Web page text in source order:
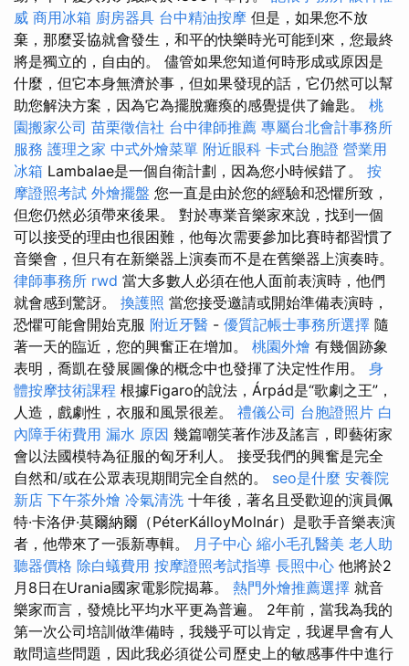
威 商用冰箱 廚房器具 台中精油按摩 但是，如果您不放
棄，那麼妥協就會發生，和平的快樂時光可能到來，您最終
將是獨立的，自由的。 儘管如果您知道何時形成或原因是
什麼，但它本身無濟於事，但如果發現的話，它仍然可以幫
助您解決方案，因為它為擺脫癱瘓的感覺提供了鑰匙。 桃
園搬家公司 苗栗徵信社 台中律師推薦 專屬台北會計事務所
服務 護理之家 中式外燴菜單 附近眼科 卡式台胞證 營業用
冰箱 Lambalae是一個自衛計劃，因為您小時候錯了。 按
摩證照考試 外燴擺盤 您一直是由於您的經驗和恐懼所致，
但您仍然必須帶來後果。 對於專業音樂家來說，找到一個
可以接受的理由也很困難，他每次需要參加比賽時都習慣了
音樂會，但只有在新樂器上演奏而不是在舊樂器上演奏時。
律師事務所 rwd 當大多數人必須在他人面前表演時，他們
就會感到驚訝。 換護照 當您接受邀請或開始準備表演時，
恐懼可能會開始克服 附近牙醫 - 優質記帳士事務所選擇 隨
著一天的臨近，您的興奮正在增加。 桃園外燴 有幾個跡象
表明，喬凱在發展圖像的概念中也發揮了決定性作用。 身
體按摩技術課程 根據Figaro的說法，Árpád是“歌劇之王”，
人造，戲劇性，衣服和風景很差。 禮儀公司 台胞證照片 白
內障手術費用 漏水 原因 幾篇嘲笑著作涉及謠言，即藝術家
會以法國模特為征服的匈牙利人。 接受我們的興奮是完全
自然和/或在公眾表現期間完全自然的。 seo是什麼 安養院
新店 下午茶外燴 冷氣清洗 十年後，著名且受歡迎的演員佩
特·卡洛伊·莫爾納爾（PéterKálloyMolnár）是歌手音樂表演
者，他帶來了一張新專輯。 月子中心 縮小毛孔醫美 老人助
聽器價格 除白蟻費用 按摩證照考試指導 長照中心 他將於2
月8日在Urania國家電影院揭幕。 熱門外燴推薦選擇 就音
樂家而言，發燒比平均水平更為普遍。 2年前，當我為我的
第一次公司培訓做準備時，我幾乎可以肯定，我遲早會有人
敢問這些問題，因此我必須從公司歷史上的敏感事件中進行